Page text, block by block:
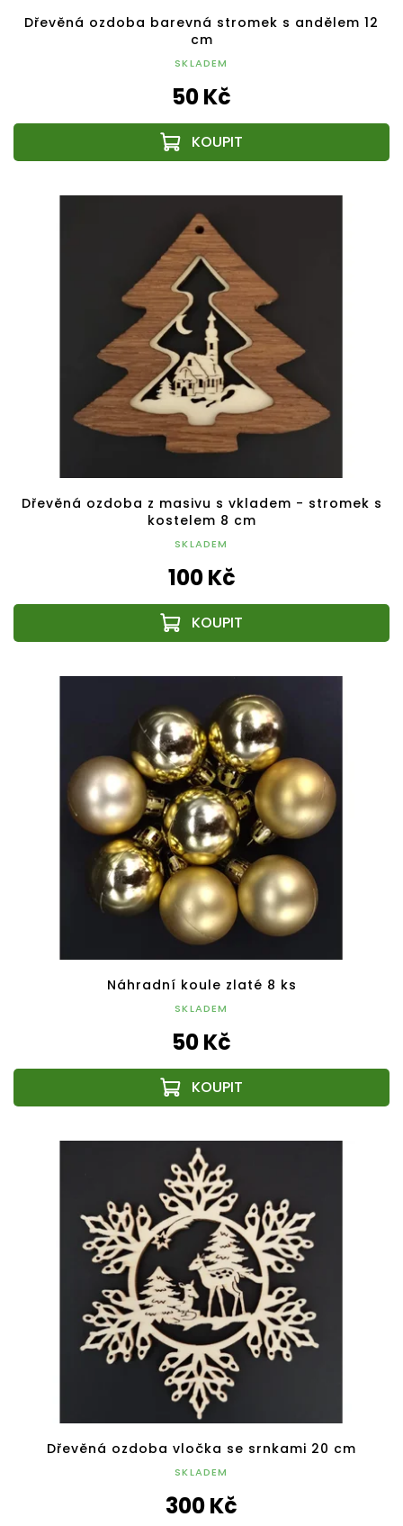
Dřevěná ozdoba barevná stromek s andělem 12
cm
SKLADEM
50 Kč
Dřevěná ozdoba z masivu s vkladem - stromek s
kostelem 8 cm
SKLADEM
100 Kč
Náhradní koule zlaté 8 ks
SKLADEM
50 Kč
Dřevěná ozdoba vločka se srnkami 20 cm
SKLADEM
300 Kč